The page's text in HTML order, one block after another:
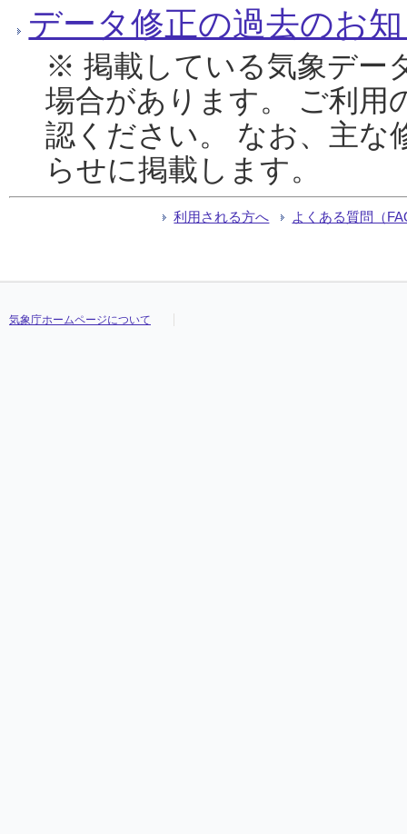
データ修正の過去のお
※ 掲載している気象デー
場合があります。 ご利用
認ください。 なお、主な
らせに掲載します。
利用される方へ よくある質問（
気象庁ホームページについて